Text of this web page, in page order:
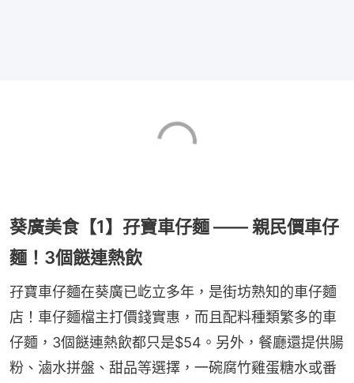
葵廣美食【1】孖寶車仔麵 —— 親民價車仔
麵！3個餸連熱飲
孖寶車仔麵在葵廣已屹立多年，是街坊熟知的車仔麵
店！車仔麵檔主打價錢實惠，而且配料種類繁多的車
仔麵，3個餸連熱飲都只是$54。另外，餐廳還提供腸
粉、滷水拼盤、甜品等選擇，一碗腐竹雞蛋糖水或番